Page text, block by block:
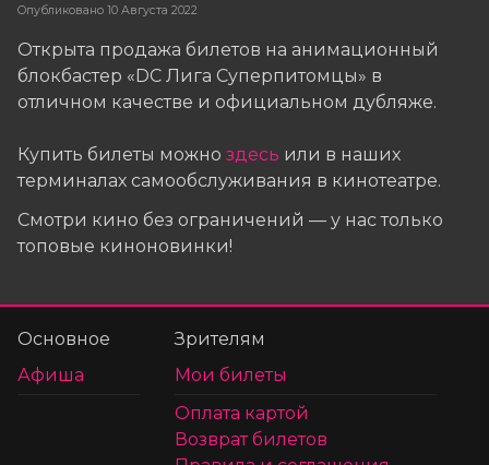
Опубликовано 10 Августа 2022
Открыта продажа билетов на анимационный
блокбастер «DC Лига Суперпитомцы» в
отличном качестве и официальном дубляже.
Купить билеты можно здесь или в наших
терминалах самообслуживания в кинотеатре.
Смотри кино без ограничений — у нас только
топовые киноновинки!
Основное
Афиша
Зрителям
Мои билеты
Оплата картой
Возврат билетов